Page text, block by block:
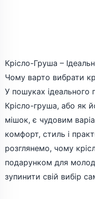
Крісло-Груша –
Чому варто вибрати
У пошуках ідеального
Крісло-груша, або як
мішок, є чудовим
комфорт, стиль і
розглянемо, чому
подарунком для
зупинити свій вибір